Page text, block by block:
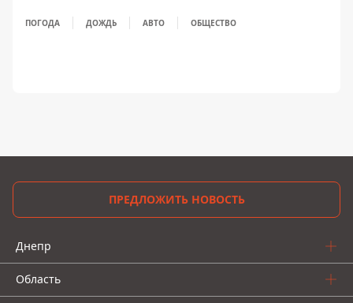
ПОГОДА ДОЖДЬ АВТО ОБЩЕСТВО
ПРЕДЛОЖИТЬ НОВОСТЬ
Днепр
Область